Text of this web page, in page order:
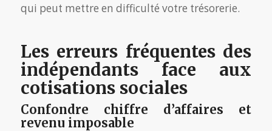
qui peut mettre en difficulté votre trésorerie.
Les erreurs fréquentes des
indépendants face aux
cotisations sociales
Confondre chiffre d’affaires et
revenu imposable